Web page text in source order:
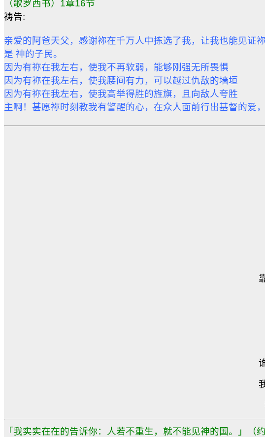
（歌罗西书）1章16节
祷告:
亲爱的阿爸天父，感谢祢在千万人中拣选了我，让我也能见证
是 神的子民。
因为有祢在我左右，使我不再软弱，能够刚强无所畏惧
因为有祢在我左右，使我腰间有力，可以越过仇敌的墙垣
因为有祢在我左右，使我高举得胜的旌旗，且向敌人夸胜
主啊！甚愿祢时刻教我有警醒的心，在众人面前行出基督的爱，
「我实实在在的告诉你：人若不重生，就不能见神的国。」（